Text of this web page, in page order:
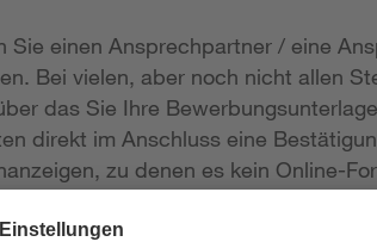
Sie einen Ansprechpartner / eine
Bei vielen, aber noch nicht allen
das Sie Ihre
direkt im Anschluss eine
zu denen es kein Online-
per E-Mail zukommen lassen; die
Natürlich nehmen wir